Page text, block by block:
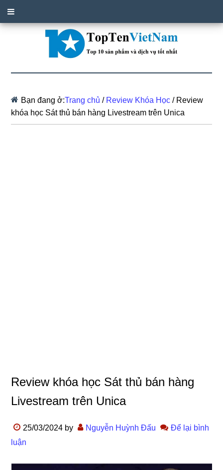
Bạn đang ở:Trang chủ / Review Khóa Học /Review
khóa học Sát thủ bán hàng Livestream trên Unica
Review khóa học Sát thủ bán hàng
Livestream trên Unica
25/03/2024 by Nguyễn Huỳnh Đấu
Để lại bình
luận